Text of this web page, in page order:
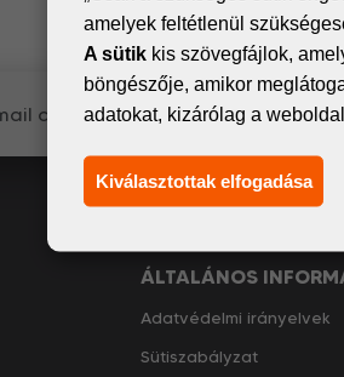
küldünk spamet –
ÁLTALÁNOS
Adatvédelmi irányelvek
Sütiszabályzat
amelyek feltétlenül
A sütik kis szövegfájlok,
böngészője, amikor
adatokat, kizárólag a
Kiválasztottak elfogadása